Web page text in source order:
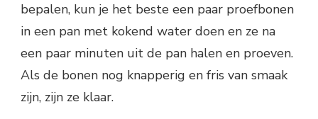
bepalen, kun je het beste een paar proefbonen
in een pan met kokend water doen en ze na
een paar minuten uit de pan halen en proeven.
Als de bonen nog knapperig en fris van smaak
zijn, zijn ze klaar.